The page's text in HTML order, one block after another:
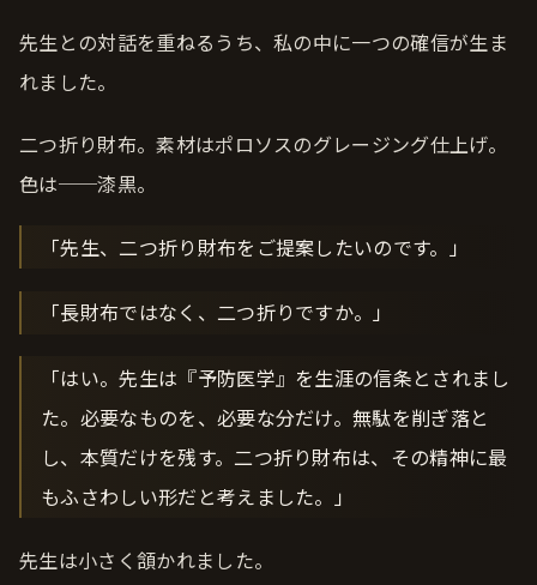
先生との対話を重ねるうち、私の中に一つの確信が生ま
れました。
二つ折り財布。素材はポロソスのグレージング仕上げ。
色は──漆黒。
「先生、二つ折り財布をご提案したいのです。」
「長財布ではなく、二つ折りですか。」
「はい。先生は『予防医学』を生涯の信条とされまし
た。必要なものを、必要な分だけ。無駄を削ぎ落と
し、本質だけを残す。二つ折り財布は、その精神に最
もふさわしい形だと考えました。」
先生は小さく頷かれました。